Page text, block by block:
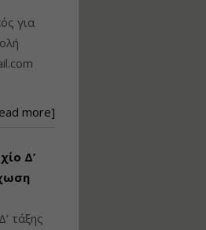
για
more]
Δ’
τάξης
Στέφανος Τουλόγλου
€190.00
12 ώρες